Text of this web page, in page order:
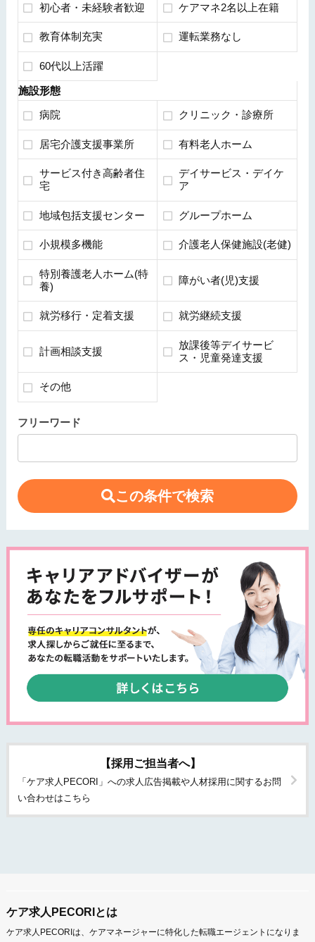
初心者・未経験者歓迎 ケアマネ2名以上在籍
教育体制充実 運転業務なし
60代以上活躍
施設形態
病院 クリニック・診療所
居宅介護支援事業所 有料老人ホーム
サービス付き高齢者住
宅
デイサービス・デイケ
ア
地域包括支援センター グループホーム
小規模多機能 介護老人保健施設(老健)
特別養護老人ホーム(特
養)
障がい者(児)支援
就労移行・定着支援 就労継続支援
計画相談支援
放課後等デイサービ
ス・児童発達支援
その他
フリーワード
この条件で検索
【採用ご担当者へ】
「ケア求人PECORI」への求人広告掲載や人材採用に関するお問
い合わせはこちら
ケア求人PECORIとは
ケア求人PECORIは、ケアマネージャーに特化した転職エージェントになりま